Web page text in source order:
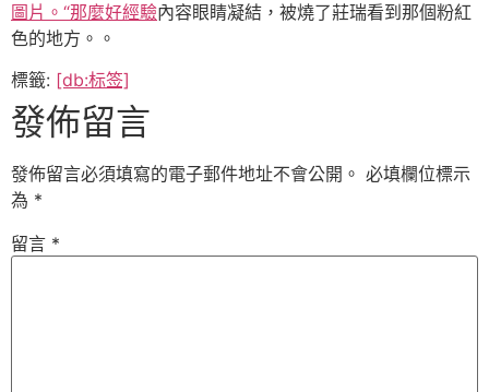
圖片。“那麼好經驗內容眼睛凝結，被燒了莊瑞看到那個粉紅
色的地方。。
標籤: [db:标签]
發佈留言
發佈留言必須填寫的電子郵件地址不會公開。 必填欄位標示
為 *
留言 *